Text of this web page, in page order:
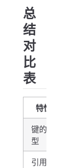
总
结
对
比
表
特性
键的类
型
引用类